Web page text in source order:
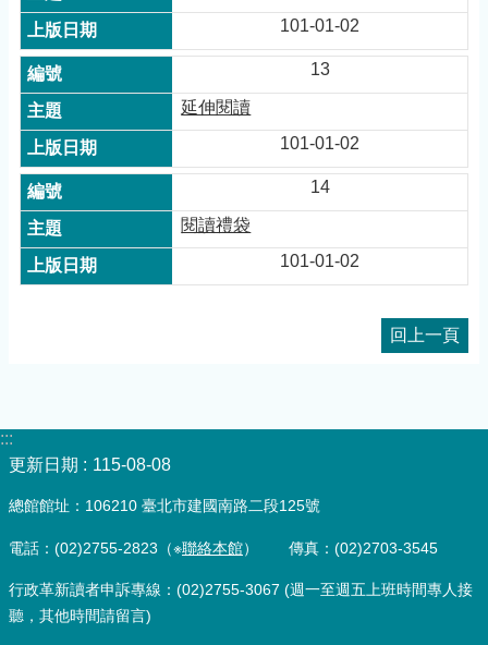
101-01-02
13
延伸閱讀
101-01-02
14
閱讀禮袋
101-01-02
回上一頁
:::
更新日期
115-08-08
總館館址：106210 臺北市建國南路二段125號
電話：(02)2755-2823（※聯絡本館） 傳真：(02)2703-3545
行政革新讀者申訴專線：(02)2755-3067 (週一至週五上班時間專人接
聽，其他時間請留言)